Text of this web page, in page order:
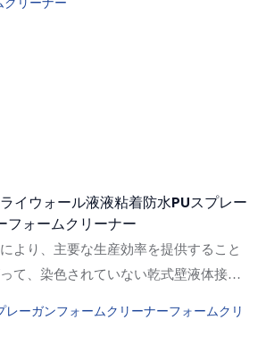
イウォール液液粘着防水PUスプレー
フォームクリーナー
より、主要な生産効率を提供すること
て、染色されていない乾式壁液体接着
ォームクリーナーは、フォームクリー
製品用に立っています